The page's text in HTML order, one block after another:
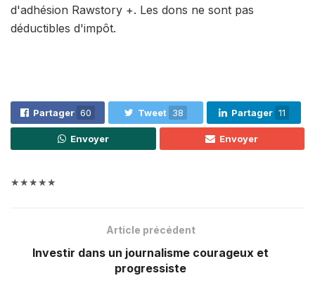
d'adhésion Rawstory +. Les dons ne sont pas
déductibles d'impôt.
Partager 60 Tweet 38 Partager 11
Envoyer Envoyer
★★★★★
Article précédent
Investir dans un journalisme courageux et
progressiste